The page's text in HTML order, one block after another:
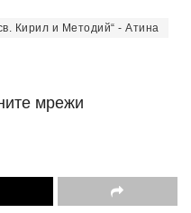
Кирил и Методий“ - Атина
мрежи